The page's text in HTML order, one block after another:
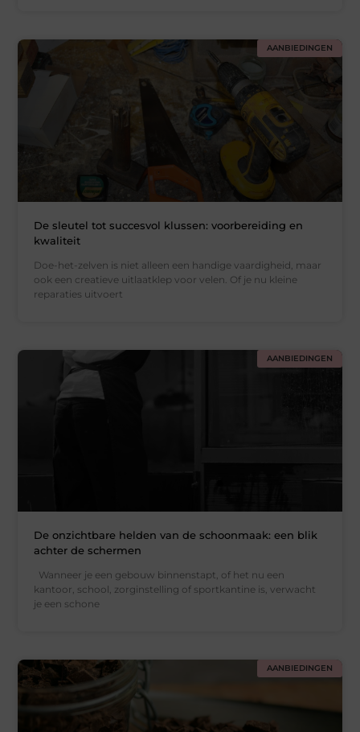
AANBIEDINGEN
De sleutel tot succesvol klussen: voorbereiding en
kwaliteit
Doe-het-zelven is niet alleen een handige vaardigheid, maar
ook een creatieve uitlaatklep voor velen. Of je nu kleine
reparaties uitvoert
AANBIEDINGEN
De onzichtbare helden van de schoonmaak: een blik
achter de schermen
Wanneer je een gebouw binnenstapt, of het nu een
kantoor, school, zorginstelling of sportkantine is, verwacht
je een schone
AANBIEDINGEN